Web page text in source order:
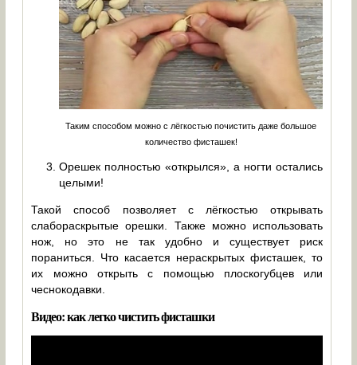
Таким способом можно с лёгкостью почистить даже большое
количество фисташек!
Орешек полностью «открылся», а ногти остались
целыми!
Такой способ позволяет с лёгкостью открывать
слабораскрытые орешки. Также можно использовать
нож, но это не так удобно и существует риск
пораниться. Что касается нераскрытых фисташек, то
их можно открыть с помощью плоскогубцев или
чеснокодавки.
Видео: как легко чистить фисташки